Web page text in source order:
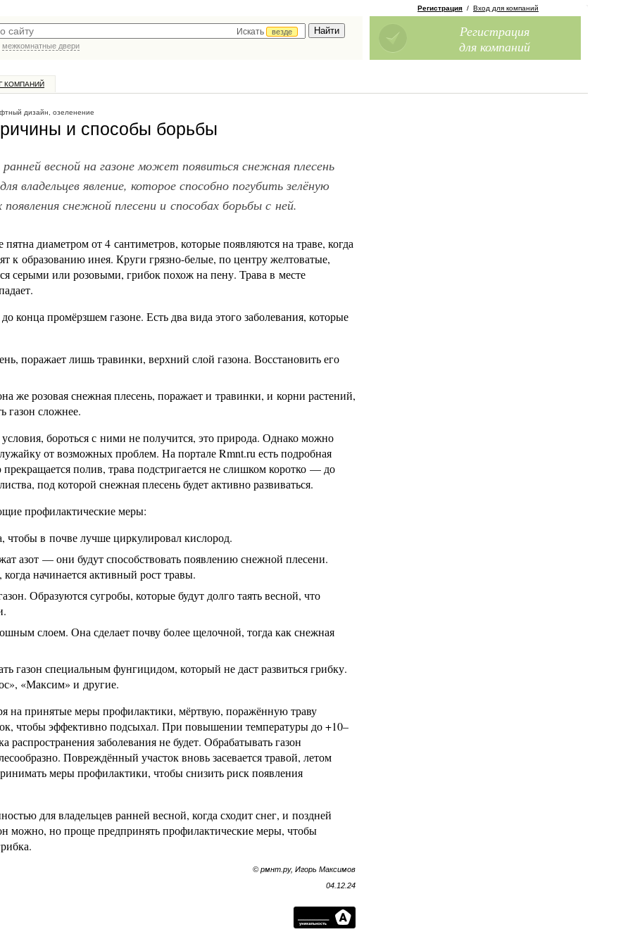
Искать
везде
межкомнатные двери
Регистрация / Вход для компаний
Регистрация
для компаний
КОМПАНИЙ
дизайн, озеленение
и способы борьбы
весной на газоне может появиться снежная плесень
владельцев явление, которое способно погубить зелёную
снежной плесени и способах борьбы с ней.
диаметром от 4 сантиметров, которые появляются на траве, когда
к образованию инея. Круги грязно-белые, по центру желтоватые,
серыми или розовыми, грибок похож на пену. Трава в месте
конца промёрзшем газоне. Есть два вида этого заболевания, которые
поражает лишь травинки, верхний слой газона. Восстановить его
же розовая снежная плесень, поражает и травинки, и корни растений,
газон сложнее.
бороться с ними не получится, это природа. Однако можно
от возможных проблем. На портале Rmnt.ru есть подробная
полив, трава подстригается не слишком коротко — до
под которой снежная плесень будет активно развиваться.
профилактические меры:
чтобы в почве лучше циркулировал кислород.
азот — они будут способствовать появлению снежной плесени.
начинается активный рост травы.
Образуются сугробы, которые будут долго таять весной, что
слоем. Она сделает почву более щелочной, тогда как снежная
газон специальным фунгицидом, который не даст развиться грибку.
«Максим» и другие.
на принятые меры профилактики, мёртвую, поражённую траву
чтобы эффективно подсыхал. При повышении температуры до +10–
распространения заболевания не будет. Обрабатывать газон
Повреждённый участок вновь засевается травой, летом
меры профилактики, чтобы снизить риск появления
для владельцев ранней весной, когда сходит снег, и поздней
можно, но проще предпринять профилактические меры, чтобы
© рмнт.ру, Игорь Максимов
04.12.24